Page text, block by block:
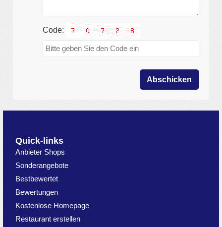
Code:
Abschicken
Quick-links
Anbieter Shops
Sonderangebote
Bestbewertet
Bewertungen
Kostenlose Homepage
Restaurant erstellen